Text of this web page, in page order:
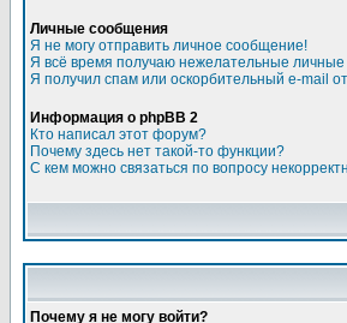
Личные сообщения
Я не могу отправить личное сообщение!
Я всё время получаю нежелательные
Я получил спам или оскорбительный e-mail
Информация о phpBB 2
Кто написал этот форум?
Почему здесь нет такой-то функции?
С кем можно связаться по вопросу
Почему я не могу войти?